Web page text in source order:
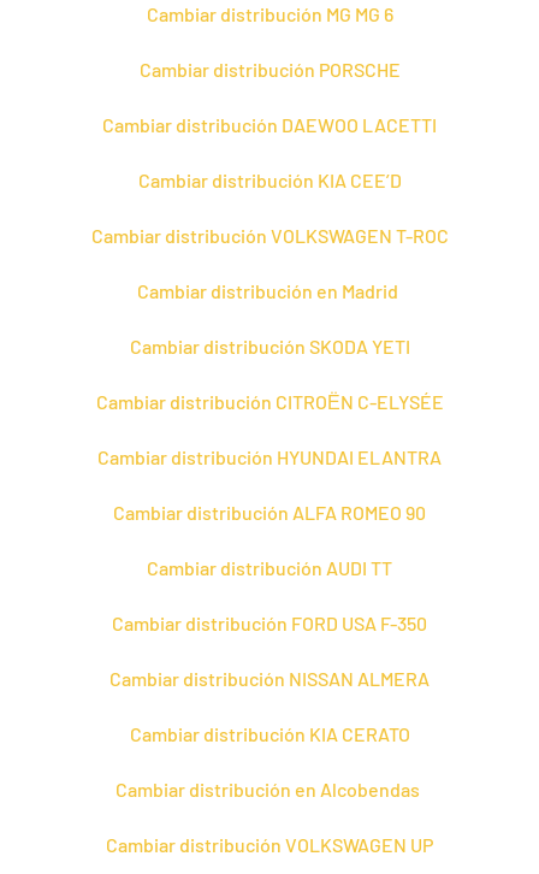
Cambiar distribución MG MG 6
Cambiar distribución PORSCHE
Cambiar distribución DAEWOO LACETTI
Cambiar distribución KIA CEE’D
Cambiar distribución VOLKSWAGEN T-ROC
Cambiar distribución en Madrid
Cambiar distribución SKODA YETI
Cambiar distribución CITROЁN C-ELYSÉE
Cambiar distribución HYUNDAI ELANTRA
Cambiar distribución ALFA ROMEO 90
Cambiar distribución AUDI TT
Cambiar distribución FORD USA F-350
Cambiar distribución NISSAN ALMERA
Cambiar distribución KIA CERATO
Cambiar distribución en Alcobendas
Cambiar distribución VOLKSWAGEN UP